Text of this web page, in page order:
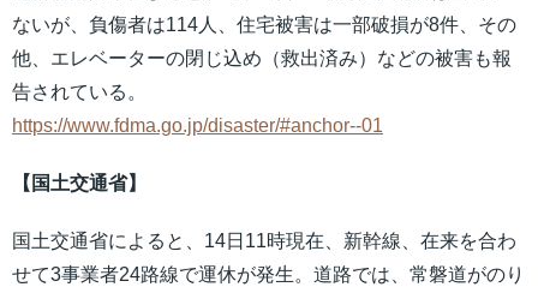
ないが、負傷者は114人、住宅被害は一部破損が8件、その
他、エレベーターの閉じ込め（救出済み）などの被害も報
告されている。
https://www.fdma.go.jp/disaster/#anchor--01
【国土交通省】
国土交通省によると、14日11時現在、新幹線、在来を合わ
せて3事業者24路線で運休が発生。道路では、常磐道がのり